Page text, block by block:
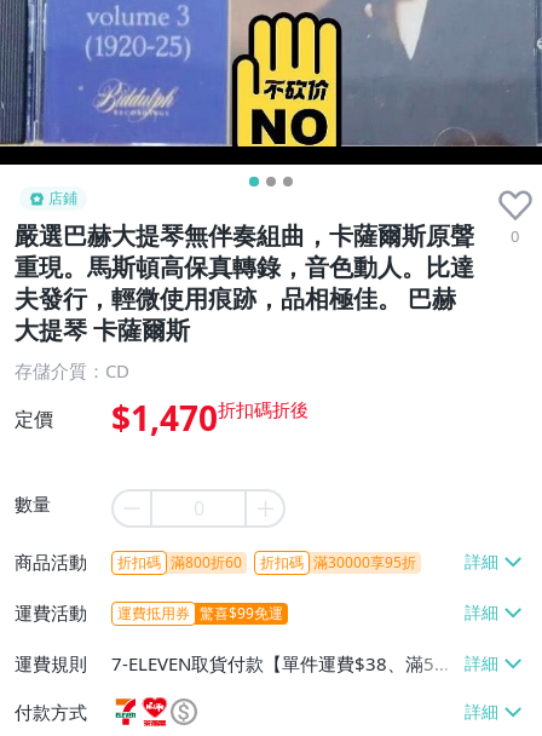
店鋪
嚴選巴赫大提琴無伴奏組曲，卡薩爾斯原聲
重現。馬斯頓高保真轉錄，音色動人。比達
夫發行，輕微使用痕跡，品相極佳。 巴赫
大提琴 卡薩爾斯
0
存儲介質：CD
定價 $1,470
數量
商品活動 折扣碼 滿800折60 折扣碼 滿30000享95折
運費活動 運費抵用券 驚喜$99免運
運費規則
7-ELEVEN取貨付款【單件運費$38、滿5件
或消費滿$1298免運費】、7-ELEVEN取貨
不付款【免運費】、萊爾富取貨付款【單件
付款方式